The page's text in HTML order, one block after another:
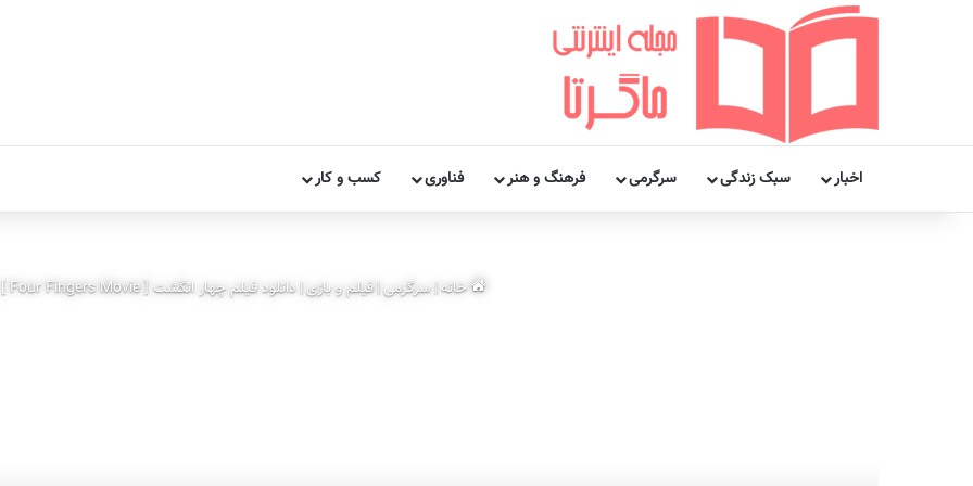
اخبار سبک زندگی سرگرمی فرهنگ و هنر فناوری کسب و کار
خانه|سرگرمی|فیلم و بازی|دانلود فیلم چهار انگشت [ Four Fingers Movie ]